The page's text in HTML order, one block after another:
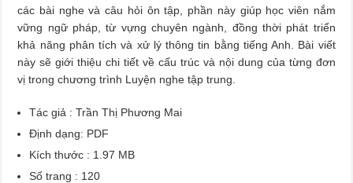
các bài nghe và câu hỏi ôn tập, phần này giúp học viên nắm
vững ngữ pháp, từ vựng chuyên ngành, đồng thời phát triển
khả năng phân tích và xử lý thông tin bằng tiếng Anh. Bài viết
này sẽ giới thiệu chi tiết về cấu trúc và nội dung của từng đơn
vị trong chương trình Luyện nghe tập trung.
Tác giả : Trần Thị Phương Mai
Định dạng: PDF
Kích thước : 1.97 MB
Số trang : 120